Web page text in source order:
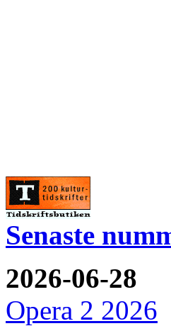
Senaste
2026-06-28
Opera 2 2026